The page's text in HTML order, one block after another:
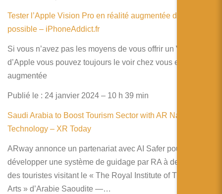
Tester l’Apple Vision Pro en réalité augmentée devient
possible – iPhoneAddict.fr
Si vous n’avez pas les moyens de vous offrir un Vision Pro
d’Apple vous pouvez toujours le voir chez vous en réalité
augmentée
Publié le : 24 janvier 2024 – 10 h 39 min
Saudi Arabia to Boost Tourism Sector with AR Navigation
Technology – XR Today
ARway annonce un partenariat avec AI Safer pour
développer une système de guidage par RA à destination
des touristes visitant le « The Royal Institute of Traditional
Arts » d’Arabie Saoudite —…